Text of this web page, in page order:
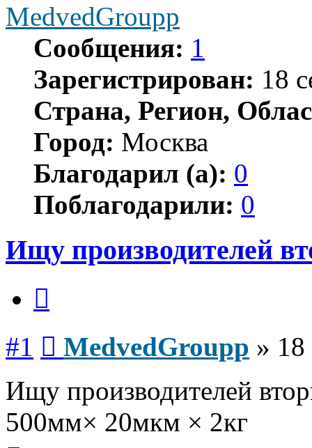
MedvedGroupp
Сообщения: 1
Зарегистрирован: 18
Страна, Регион,
Город: Москва
Благодарил (а): 0
Поблагодарили: 0
Ищу производителей
#1 MedvedGroupp »
Ищу производителей
500мм× 20мкм × 2кг